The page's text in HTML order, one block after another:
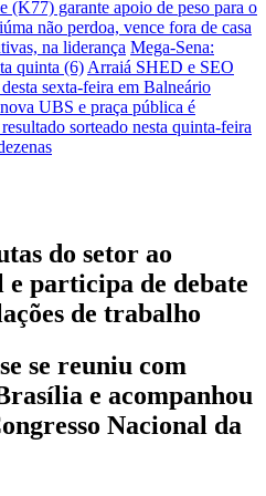
(K77) garante apoio de peso para o
não perdoa, vence fora de casa
na liderança Mega-Sena:
quinta (6) Arraiá SHED e SEO
sexta-feira em Balneário
UBS e praça pública é
sorteado nesta quinta-feira
do setor ao
e participa de debate
de trabalho
se reuniu com
e acompanhou
Nacional da